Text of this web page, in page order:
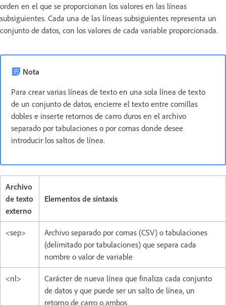
orden en el que se proporcionan los valores en las líneas
subsiguientes. Cada una de las líneas subsiguientes representa un
conjunto de datos, con los valores de cada variable proporcionada.
Nota
Para crear varias líneas de texto en una sola línea de texto
de un conjunto de datos, encierre el texto entre comillas
dobles e inserte retornos de carro duros en el archivo
separado por tabulaciones o por comas donde desee
introducir los saltos de línea.
Archivo
de texto
externo
Elementos de sintaxis
<sep>
Archivo separado por comas (CSV) o tabulaciones
(delimitado por tabulaciones) que separa cada
nombre o valor de variable
<nl>
Carácter de nueva línea que finaliza cada conjunto
de datos y que puede ser un salto de línea, un
retorno de carro o ambos